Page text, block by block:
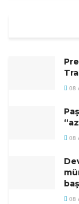
08
08
08